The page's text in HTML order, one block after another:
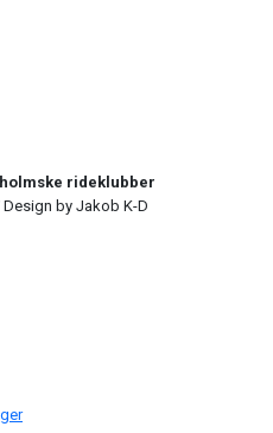
rideklubber
by Jakob K-D